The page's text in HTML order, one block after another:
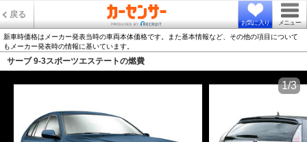
戻る
お気に入り メニュー
新車時価格はメーカー発表当時の車両本体価格です。また基本情報など、その他の項目について
もメーカー発表時の情報に基いています。
サーブ 9-3スポーツエステートの燃費
1/3